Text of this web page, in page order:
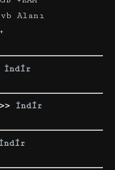
vb Alanı
İndir
İndir
İndir